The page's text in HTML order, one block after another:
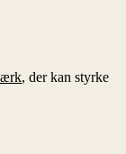
, der kan styrke